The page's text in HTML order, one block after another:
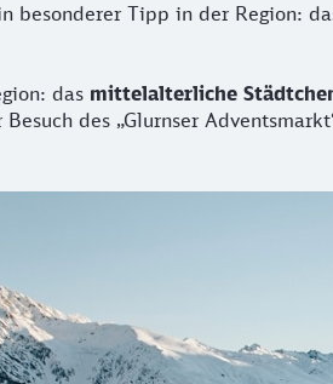
besonderer Tipp in der Region:
das mittelalterliche
des „Glurnser